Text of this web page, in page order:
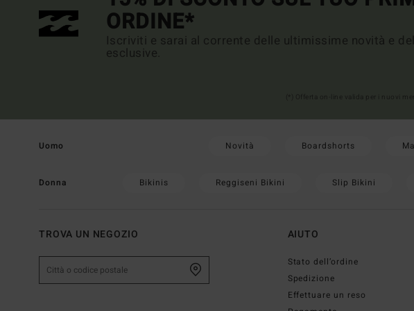
ORDINE*
Iscriviti e sarai al corrente delle ultimissime novità e
esclusive.
Uomo Novità Boardshorts
Donna Bikinis Reggiseni Bikini Slip Bikini
TROVA UN NEGOZIO AIUTO
Stato dell’ordine
Spedizione
Effettuare un reso